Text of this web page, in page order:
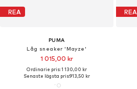
REA
PUMA
Låg sneaker 'Mayze'
1 015,00 kr
Ordinarie pris: 1 130,00 kr
Senaste lägsta pris:913,50 kr
REA